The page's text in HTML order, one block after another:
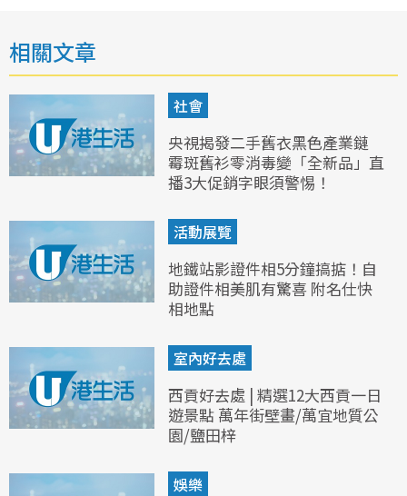
相關文章
社會
央視揭發二手舊衣黑色產業鏈
霉斑舊衫零消毒變「全新品」直
播3大促銷字眼須警惕！
活動展覽
地鐵站影證件相5分鐘搞掂！自
助證件相美肌有驚喜 附名仕快
相地點
室內好去處
西貢好去處 | 精選12大西貢一日
遊景點 萬年街壁畫/萬宜地質公
園/鹽田梓
娛樂